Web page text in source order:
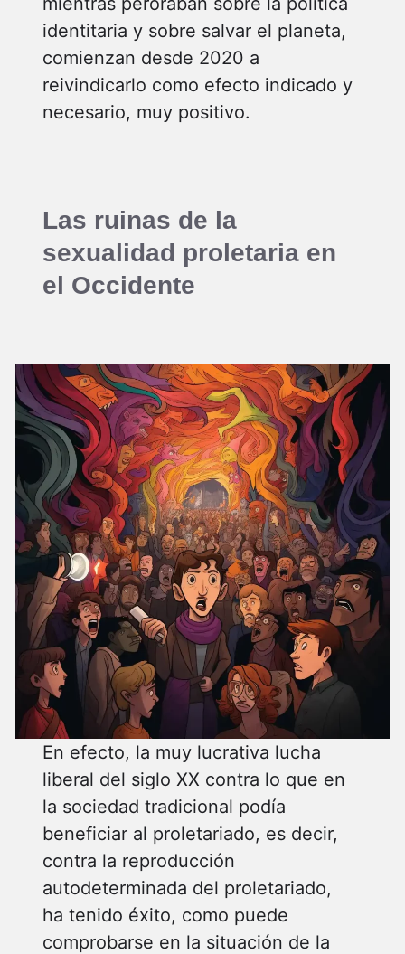
identitaria y sobre salvar el planeta,
comienzan desde 2020 a
reivindicarlo como efecto indicado y
necesario, muy positivo.
Las ruinas de la
sexualidad proletaria en
el Occidente
En efecto, la muy lucrativa lucha
liberal del siglo XX contra lo que en
la sociedad tradicional podía
beneficiar al proletariado, es decir,
contra la reproducción
autodeterminada del proletariado,
ha tenido éxito, como puede
comprobarse en la situación de la